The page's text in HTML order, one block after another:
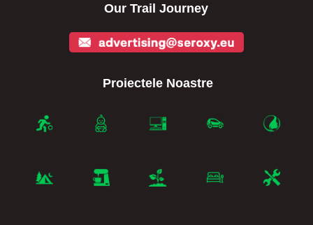
Our Trail Journey
Proiectele Noastre